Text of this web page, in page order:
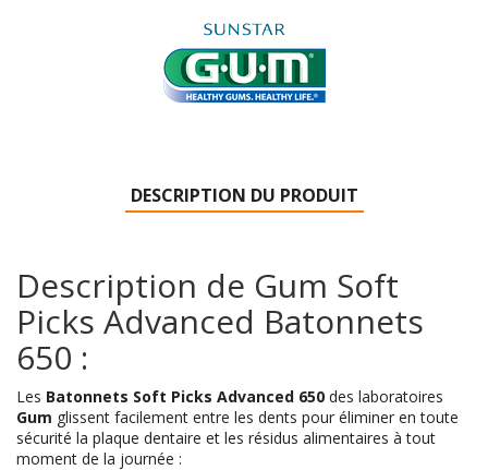
DESCRIPTION DU PRODUIT
Description de Gum Soft
Picks Advanced Batonnets
650 :
Les Batonnets Soft Picks Advanced 650 des laboratoires
Gum glissent facilement entre les dents pour éliminer en toute
sécurité la plaque dentaire et les résidus alimentaires à tout
moment de la journée :